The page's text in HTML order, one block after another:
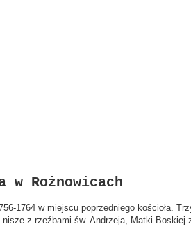
Rożnowicach
1764 w miejscu poprzedniego kościoła.
nisze z rzeźbami św. Andrzeja, Matki Boskiej